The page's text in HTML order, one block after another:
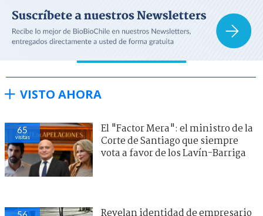
VISTO AHORA
65
visitas
El "Factor Mera": el ministro de la
Corte de Santiago que siempre
vota a favor de los Lavín-Barriga